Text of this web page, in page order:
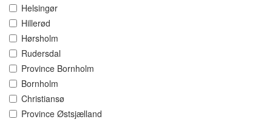
Helsingør
Hillerød
Hørsholm
Rudersdal
Province Bornholm
Bornholm
Christiansø
Province Østsjælland